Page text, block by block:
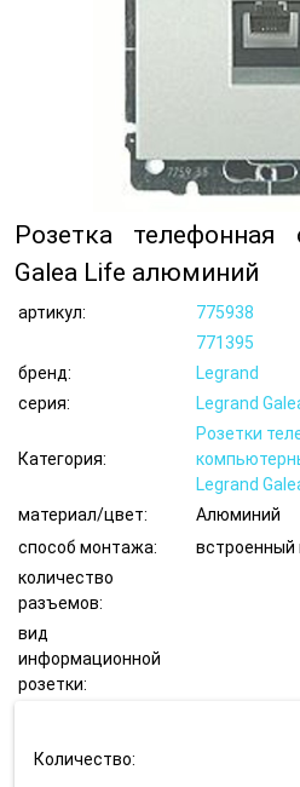
Розетка телефонная
Galea Life алюминий
артикул:
775938
771395
бренд:
Legrand
серия:
Legrand
Категория:
Розетки
Legrand
материал/цвет:
Алюминий
способ монтажа:
количество
разъемов:
вид
информационной
розетки:
Количество: